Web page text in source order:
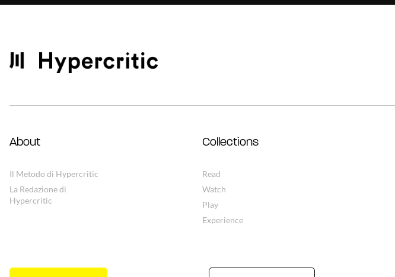
About
Il Metodo di Hypercritic
La Redazione di
Hypercritic
Collections
Read
Watch
Play
Experience